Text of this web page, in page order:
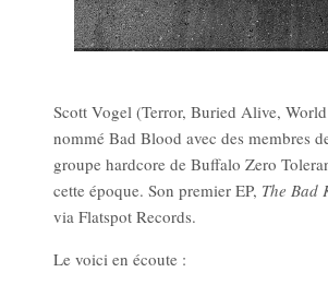
Scott Vogel (Terror, Buried Alive,
nommé Bad Blood avec des membres
groupe hardcore de Buffalo Zero
cette époque. Son premier EP, The Bad
via Flatspot Records.
Le voici en écoute :
12,90